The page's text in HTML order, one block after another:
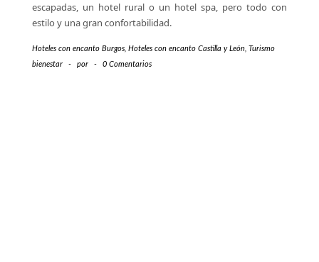
escapadas, un hotel rural o un hotel spa, pero todo con
estilo y una gran confortabilidad.
Hoteles con encanto Burgos Hoteles con encanto Castilla y León Turismo
bienestar
- por - 0 Comentarios